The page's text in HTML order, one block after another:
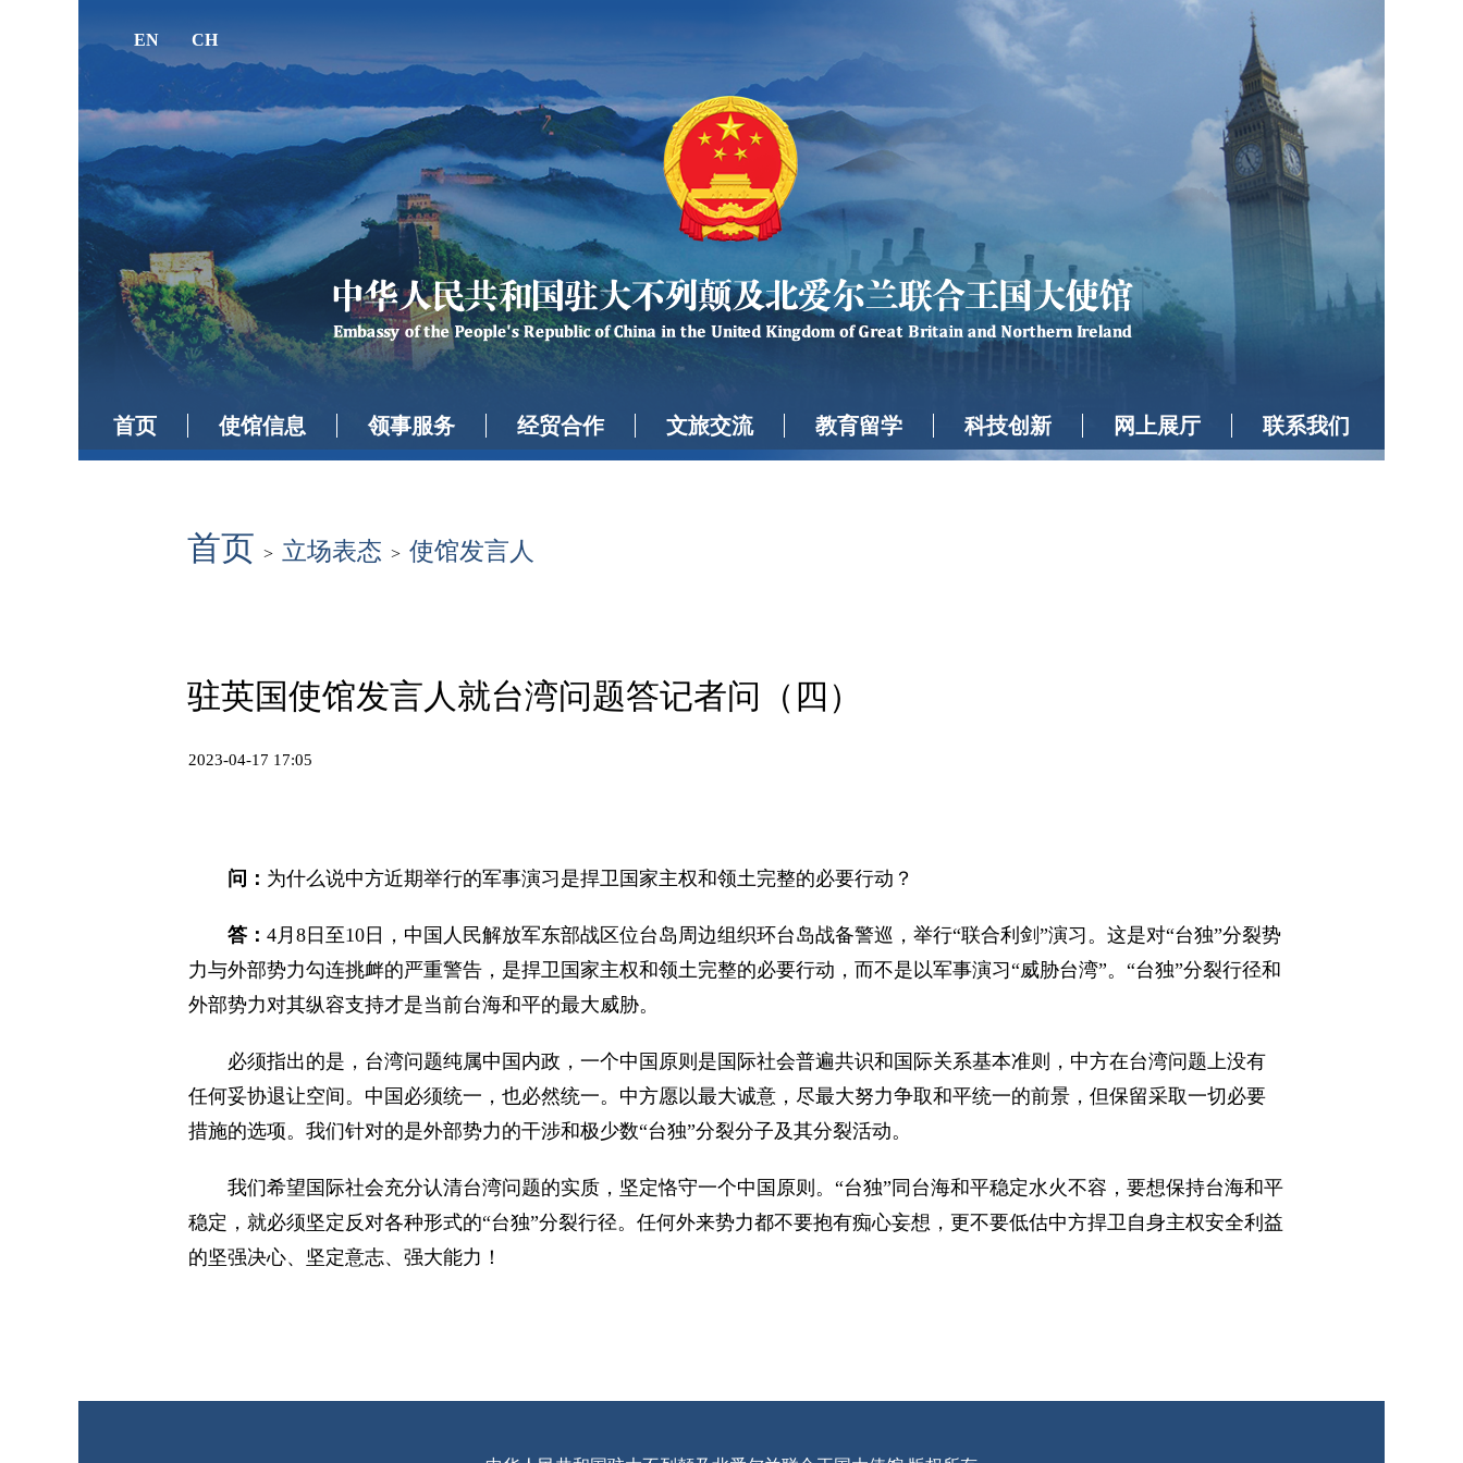
EN CH
首页 使馆信息 领事服务 经贸合作 文旅交流 教育留学 科技创新 网上展厅 联系我们
首页 > 立场表态 > 使馆发言人
驻英国使馆发言人就台湾问题答记者问（四）
2023-04-17 17:05
问： 为什么说中方近期举行的军事演习是捍卫国家主权和领土完整的必要行动？
答： 4月8日至10日，中国人民解放军东部战区位台岛周边组织环台岛战备警巡，举行“联合利剑”演习。这是对“台独”分裂势
力与外部势力勾连挑衅的严重警告，是捍卫国家主权和领土完整的必要行动，而不是以军事演习“威胁台湾”。“台独”分裂行径和
外部势力对其纵容支持才是当前台海和平的最大威胁。
必须指出的是，台湾问题纯属中国内政，一个中国原则是国际社会普遍共识和国际关系基本准则，中方在台湾问题上没有
任何妥协退让空间。中国必须统一，也必然统一。中方愿以最大诚意，尽最大努力争取和平统一的前景，但保留采取一切必要
措施的选项。我们针对的是外部势力的干涉和极少数“台独”分裂分子及其分裂活动。
我们希望国际社会充分认清台湾问题的实质，坚定恪守一个中国原则。“台独”同台海和平稳定水火不容，要想保持台海和平
稳定，就必须坚定反对各种形式的“台独”分裂行径。任何外来势力都不要抱有痴心妄想，更不要低估中方捍卫自身主权安全利益
的坚强决心、坚定意志、强大能力！